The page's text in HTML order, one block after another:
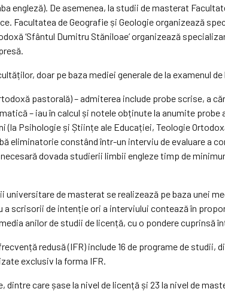
engleză). De asemenea, la studii de masterat
Facultatea de Geografie și Geologie organizează
‘Sfântul Dumitru Stăniloae’ organizează
doar pe baza mediei generale de la examenul de
pastorală) – admiterea include probe scrise, a
– iau în calcul și notele obținute la anumite
Psihologie și Științe ale Educației, Teologie
eliminatorie constând într-un interviu de evaluare a
dovada studierii limbii engleze timp de
de masterat se realizează pe baza unei
a scrisorii de intenție ori a interviului contează în
anilor de studii de licență, cu o pondere cuprinsă
redusă (IFR) include 16 de programe de studii,
exclusiv la forma IFR.
care șase la nivel de licență și 23 la nivel de